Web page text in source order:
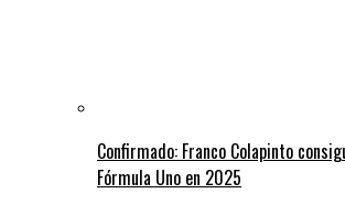
Confirmado: Franco Colapinto
Fórmula Uno en 2025